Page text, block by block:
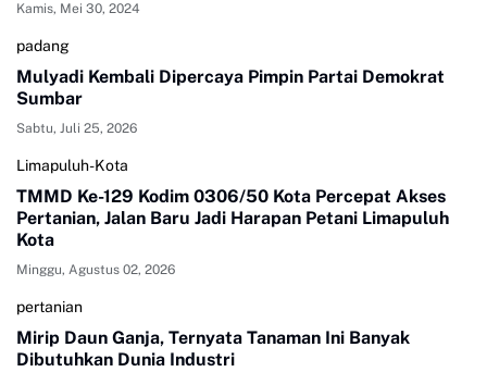
Kamis, Mei 30, 2024
padang
Mulyadi Kembali Dipercaya Pimpin Partai Demokrat
Sumbar
Sabtu, Juli 25, 2026
Limapuluh-Kota
TMMD Ke-129 Kodim 0306/50 Kota Percepat Akses
Pertanian, Jalan Baru Jadi Harapan Petani Limapuluh
Kota
Minggu, Agustus 02, 2026
pertanian
Mirip Daun Ganja, Ternyata Tanaman Ini Banyak
Dibutuhkan Dunia Industri